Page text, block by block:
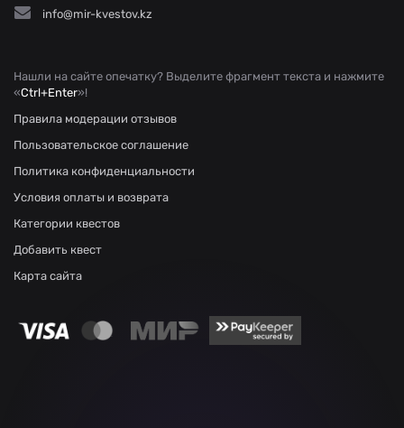
info@mir-kvestov.kz
Нашли на сайте опечатку? Выделите фрагмент текста и нажмите
«Ctrl+Enter»!
Правила модерации отзывов
Пользовательское соглашение
Политика конфиденциальности
Условия оплаты и возврата
Категории квестов
Добавить квест
Карта сайта